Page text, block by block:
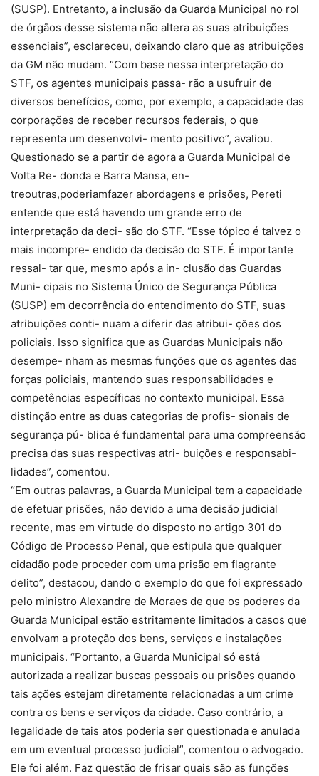
(SUSP). Entretanto, a inclusão da Guarda Municipal no rol
de órgãos desse sistema não altera as suas atribuições
essenciais”, esclareceu, deixando claro que as atribuições
da GM não mudam. “Com base nessa interpretação do
STF, os agentes municipais passa- rão a usufruir de
diversos benefícios, como, por exemplo, a capacidade das
corporações de receber recursos federais, o que
representa um desenvolvi- mento positivo”, avaliou.
Questionado se a partir de agora a Guarda Municipal de
Volta Re- donda e Barra Mansa, en-
treoutras,poderiamfazer abordagens e prisões, Pereti
entende que está havendo um grande erro de
interpretação da deci- são do STF. “Esse tópico é talvez o
mais incompre- endido da decisão do STF. É importante
ressal- tar que, mesmo após a in- clusão das Guardas
Muni- cipais no Sistema Único de Segurança Pública
(SUSP) em decorrência do entendimento do STF, suas
atribuições conti- nuam a diferir das atribui- ções dos
policiais. Isso significa que as Guardas Municipais não
desempe- nham as mesmas funções que os agentes das
forças policiais, mantendo suas responsabilidades e
competências específicas no contexto municipal. Essa
distinção entre as duas categorias de profis- sionais de
segurança pú- blica é fundamental para uma compreensão
precisa das suas respectivas atri- buições e responsabi-
lidades”, comentou.
“Em outras palavras, a Guarda Municipal tem a capacidade
de efetuar prisões, não devido a uma decisão judicial
recente, mas em virtude do disposto no artigo 301 do
Código de Processo Penal, que estipula que qualquer
cidadão pode proceder com uma prisão em flagrante
delito”, destacou, dando o exemplo do que foi expressado
pelo ministro Alexandre de Moraes de que os poderes da
Guarda Municipal estão estritamente limitados a casos que
envolvam a proteção dos bens, serviços e instalações
municipais. “Portanto, a Guarda Municipal só está
autorizada a realizar buscas pessoais ou prisões quando
tais ações estejam diretamente relacionadas a um crime
contra os bens e serviços da cidade. Caso contrário, a
legalidade de tais atos poderia ser questionada e anulada
em um eventual processo judicial”, comentou o advogado.
Ele foi além. Faz questão de frisar quais são as funções